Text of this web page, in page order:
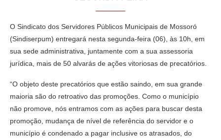
O Sindicato dos Servidores Públicos Municipais de Mossoró
(Sindiserpum) entregará nesta segunda-feira (06), às 10h, em
sua sede administrativa, juntamente com a sua assessoria
jurídica, mais de 50 alvarás de ações vitoriosas de precatórios.
“O objeto deste precatórios que estão saindo, em sua grande
maioria são do retroativo das promoções. Como o município
não promove, nós entramos com as ações para buscar desta
promoção, mudança de nível de referência do servidor e o
município é condenado a pagar inclusive os atrasados, do